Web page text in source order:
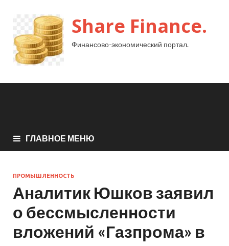
Share Finance.
Финансово-экономический портал.
ГЛАВНОЕ МЕНЮ
ПРОМЫШЛЕННОСТЬ
Аналитик Юшков заявил
о бессмысленности
вложений «Газпрома» в